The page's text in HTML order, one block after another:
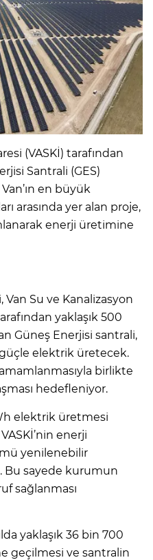
(VASKİ) tarafından
Santrali (GES)
en büyük
arasında yer alan proje,
enerji üretimine
Su ve Kanalizasyon
yaklaşık 500
Güneş Enerjisi santrali,
elektrik üretecek.
birlikte
hedefleniyor.
elektrik üretmesi
enerji
yenilenebilir
Bu sayede kurumun
sağlanması
yaklaşık 36 bin 700
geçilmesi ve santralin